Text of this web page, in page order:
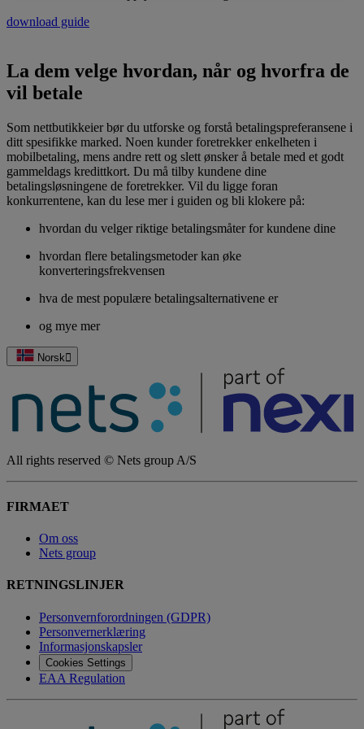
download guide
La dem velge hvordan, når og hvorfra de
vil betale
Som nettbutikkeier bør du utforske og forstå betalingspreferansene i
ditt spesifikke marked. Noen kunder foretrekker enkelheten i
mobilbetaling, mens andre rett og slett ønsker å betale med et godt
gammeldags kredittkort. Du må tilby kundene dine
betalingsløsningene de foretrekker. Vil du ligge foran
konkurrentene, kan du lese mer i guiden og bli klokere på:
hvordan du velger riktige betalingsmåter for kundene dine
hvordan flere betalingsmetoder kan øke
konverteringsfrekvensen
hva de mest populære betalingsalternativene er
og mye mer
Norsk
All rights reserved © Nets group A/S
FIRMAET
Om oss
Nets group
RETNINGSLINJER
Personvernforordningen (GDPR)
Personvernerklæring
Informasjonskapsler
Cookies Settings
EAA Regulation